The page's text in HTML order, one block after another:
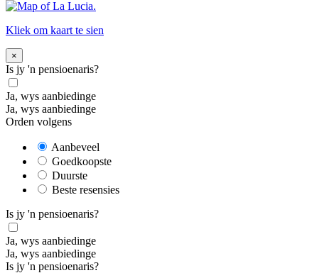
Kliek om kaart te sien
×
Is jy 'n pensioenaris?
Ja, wys aanbiedinge
Ja, wys aanbiedinge
Orden volgens
Aanbeveel
Goedkoopste
Duurste
Beste resensies
Is jy 'n pensioenaris?
Ja, wys aanbiedinge
Ja, wys aanbiedinge
Is jy 'n pensioenaris?